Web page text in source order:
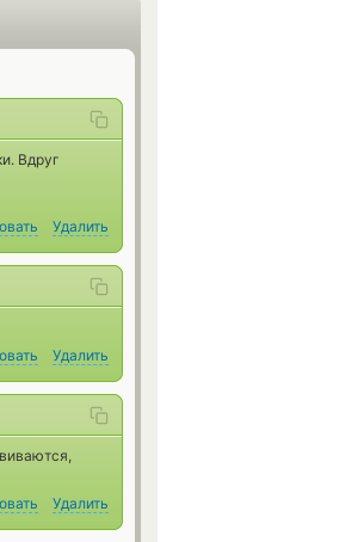
Вдруг
Удалить
Удалить
Удалить